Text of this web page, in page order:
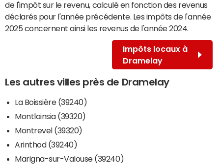
de l'impôt sur le revenu, calculé en fonction des revenus
déclarés pour l'année précédente. Les impôts de l'année
2025 concernent ainsi les revenus de l'année 2024.
Impôts locaux à
Dramelay
Les autres villes près de Dramelay
La Boissière (39240)
Montlainsia (39320)
Montrevel (39320)
Arinthod (39240)
Marigna-sur-Valouse (39240)